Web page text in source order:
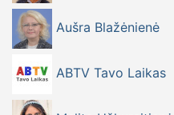
Aušra Blažėnienė
ABTV Tavo Laikas